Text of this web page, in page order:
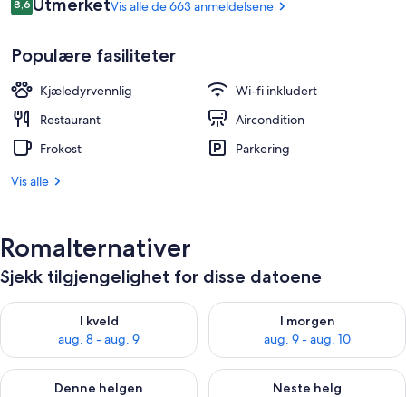
Fasilitet på overnattingsstedet
1 016 kr
8,68,6 av 10 –
UtmerketVis alle de 663 anmeldelsene
Populære fasiliteter
Kjæledyrvennlig
Wi-fi inkludert
Restaurant
Aircondition
Frokost
Parkering
Vis alle
Romalternativer
Sjekk tilgjengelighet for disse datoene
I kveld
aug. 8 - aug. 9
Sjekk tilgjengelighet for i kveld, aug. 8 - aug. 9
I morgen
aug. 9 - aug. 10
Sjekk tilgjengelighet for i
Denne helgen
Sjekk tilgjengelighet for denne helgen, aug. 14 - aug. 16
Neste helg
Sjekk tilgjengelighet for